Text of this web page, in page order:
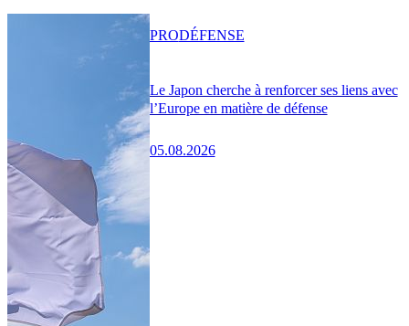
Le Japon cherche à renforcer ses liens avec
l’Europe en matière de défense
05.08.2026
PRODÉFENSE